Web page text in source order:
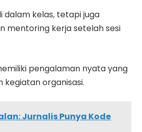
kelas, tetapi juga
mentoring kerja setelah sesi
pengalaman nyata yang
kegiatan organisasi.
Jurnalis Punya Kode